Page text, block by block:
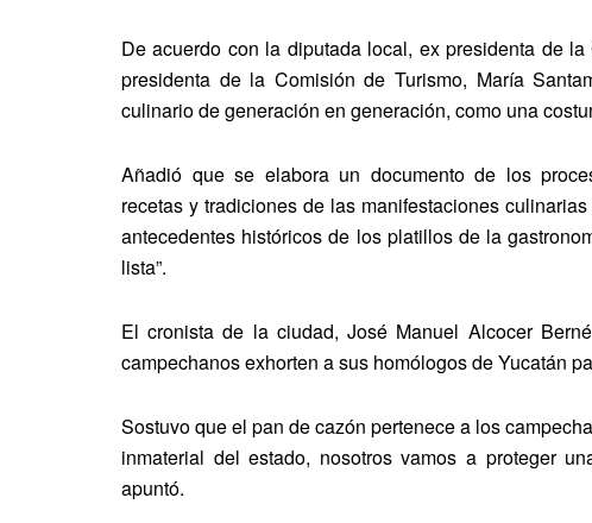
De acuerdo con la diputada local, ex presidenta de
presidenta de la Comisión de Turismo, María
culinario de generación en generación, como una
Añadió que se elabora un documento de los
recetas y tradiciones de las manifestaciones
antecedentes históricos de los platillos de la
lista”.
El cronista de la ciudad, José Manuel Alcocer
campechanos exhorten a sus homólogos de Yucatán
Sostuvo que el pan de cazón pertenece a los
inmaterial del estado, nosotros vamos a proteger
apuntó.